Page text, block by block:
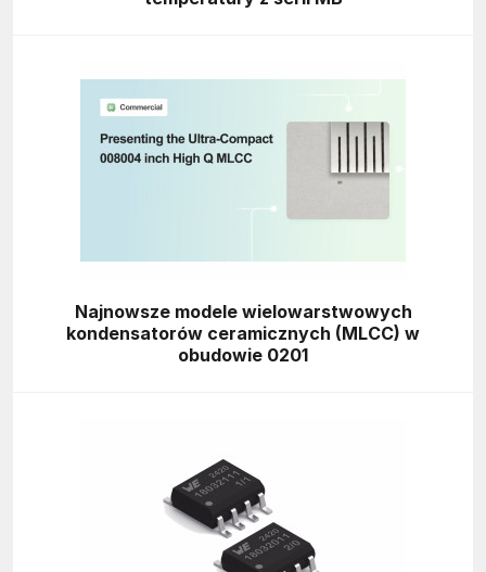
Najnowsze modele wielowarstwowych
kondensatorów ceramicznych (MLCC) w
obudowie 0201